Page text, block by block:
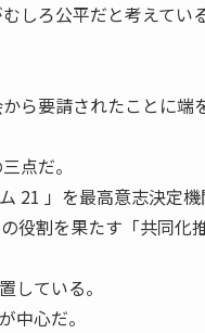
しろ公平だと考えてい
ら要請されたことに端
点だ。
21 」を最高意志決定機
役割を果たす「共同化
している。
中心だ。